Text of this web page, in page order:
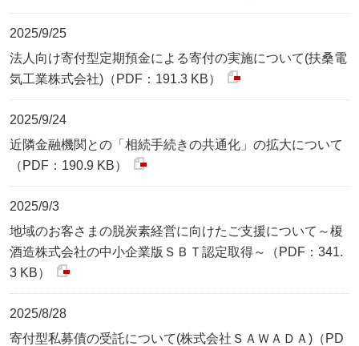
2025/9/25
法人向け寄付型定期預金による寄付の実施について(扶桑電
気工業株式会社)（PDF：191.3 KB）
2025/9/24
近隣金融機関との「相続手続きの共通化」の拡大について
（PDF：190.9 KB）
2025/9/3
地域のお客さまの脱炭素経営に向けたご支援について～榎
酒造株式会社の中小企業版ＳＢＴ認定取得～（PDF：341.
3 KB）
2025/8/28
寄付型私募債の受託について(株式会社ＳＡＷＡＤＡ)（PD